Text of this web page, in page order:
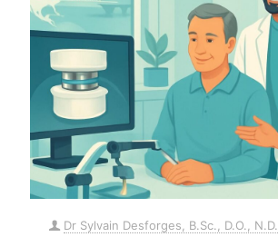
Dr Sylvain Desforges, B.Sc., D.O., N.D.